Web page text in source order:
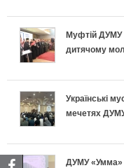
Муфтій ДУМУ
дитячому
Українські
мечетях
ДУМУ «Умма»